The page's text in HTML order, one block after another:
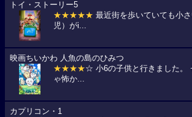
トイ・ストーリー5
★★★★★ 最近街を歩いていても小
児）がi...
映画ちいかわ 人魚の島のひみつ
★★★★☆ 小6の子供と行きました。
ゃ怖か...
カプリコン・1